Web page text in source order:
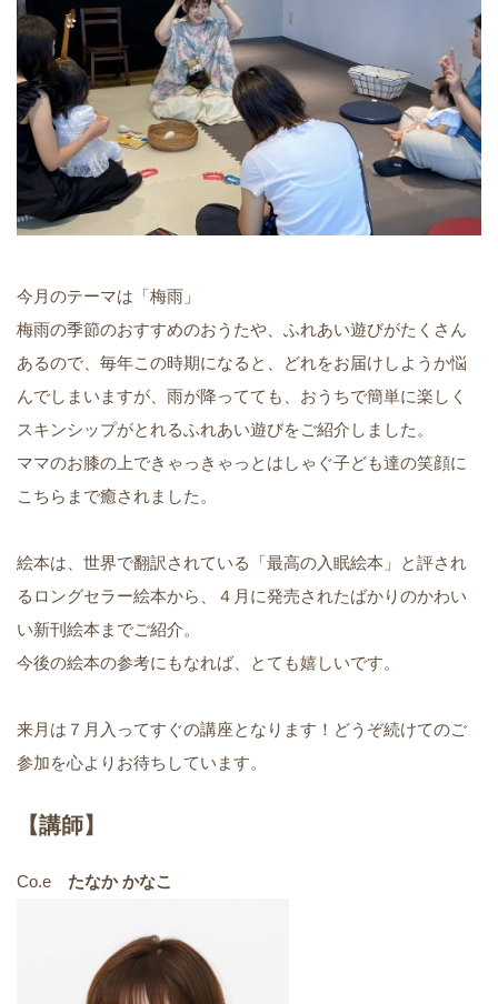
今月のテーマは「梅雨」
梅雨の季節のおすすめのおうたや、ふれあい遊びがたくさん
あるので、毎年この時期になると、どれをお届けしようか悩
んでしまいますが、雨が降ってても、おうちで簡単に楽しく
スキンシップがとれるふれあい遊びをご紹介しました。
ママのお膝の上できゃっきゃっとはしゃぐ子ども達の笑顔に
こちらまで癒されました。
絵本は、世界で翻訳されている「最高の入眠絵本」と評され
るロングセラー絵本から、４月に発売されたばかりのかわい
い新刊絵本までご紹介。
今後の絵本の参考にもなれば、とても嬉しいです。
来月は７月入ってすぐの講座となります！どうぞ続けてのご
参加を心よりお待ちしています。
【講師】
Co.e たなか かなこ